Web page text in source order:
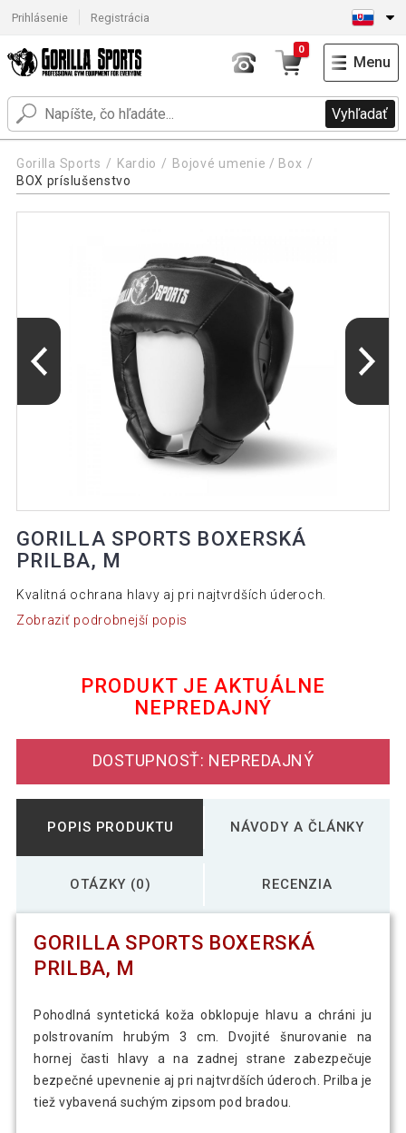
Prihlásenie Registrácia
Vyhľadať
0
Menu
Gorilla Sports Kardio
Bojové umenie / Box
BOX príslušenstvo
GORILLA SPORTS BOXERSKÁ
PRILBA, M
Kvalitná ochrana hlavy aj pri najtvrdších úderoch.
Zobraziť podrobnejší popis
PRODUKT JE AKTUÁLNE
NEPREDAJNÝ
DOSTUPNOSŤ: NEPREDAJNÝ
POPIS PRODUKTU NÁVODY A ČLÁNKY
OTÁZKY (0) RECENZIA
GORILLA SPORTS BOXERSKÁ
PRILBA, M
Pohodlná syntetická koža obklopuje hlavu a chráni ju
polstrovaním hrubým 3 cm. Dvojité šnurovanie na
hornej časti hlavy a na zadnej strane zabezpečuje
bezpečné upevnenie aj pri najtvrdších úderoch. Prilba je
tiež vybavená suchým zipsom pod bradou.